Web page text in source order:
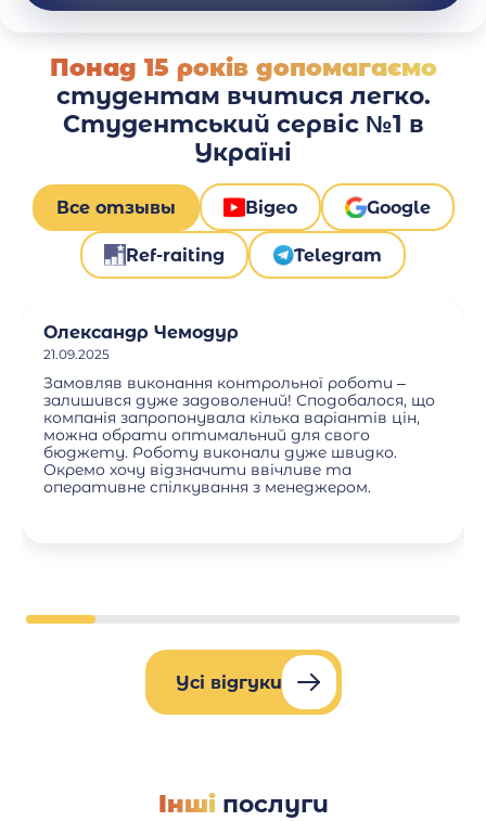
Понад 15 років допомагаємо
студентам вчитися легко.
Студентський сервіс №1 в
Україні
Все отзывы Відео Google
Ref-raiting Telegram
Олександр Чемодур
21.09.2025
Замовляв виконання контрольної роботи –
залишився дуже задоволений! Сподобалося, що
компанія запропонувала кілька варіантів цін,
можна обрати оптимальний для свого
бюджету. Роботу виконали дуже швидко.
Окремо хочу відзначити ввічливе та
оперативне спілкування з менеджером.
Усі відгуки
Іншіпослуги